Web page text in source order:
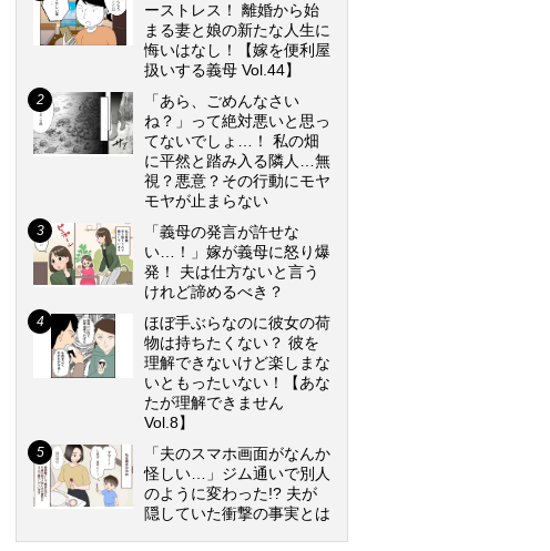
ーストレス！ 離婚から始
まる妻と娘の新たな人生に
悔いはなし！【嫁を便利屋
扱いする義母 Vol.44】
「あら、ごめんなさい
ね？」って絶対悪いと思っ
てないでしょ…！ 私の畑
に平然と踏み入る隣人…無
視？悪意？その行動にモヤ
モヤが止まらない
「義母の発言が許せな
い…！」嫁が義母に怒り爆
発！ 夫は仕方ないと言う
けれど諦めるべき？
ほぼ手ぶらなのに彼女の荷
物は持ちたくない？ 彼を
理解できないけど楽しまな
いともったいない！【あな
たが理解できません
Vol.8】
「夫のスマホ画面がなんか
怪しい…」ジム通いで別人
のように変わった!? 夫が
隠していた衝撃の事実とは